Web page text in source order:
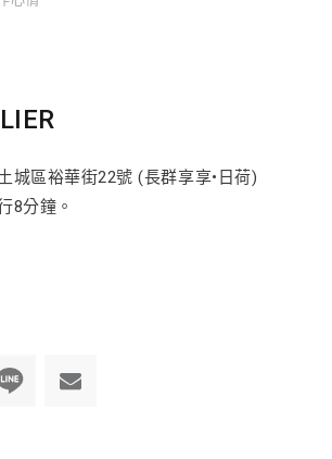
城區裕華街22號 (長群享享•日荷)
8分鐘。